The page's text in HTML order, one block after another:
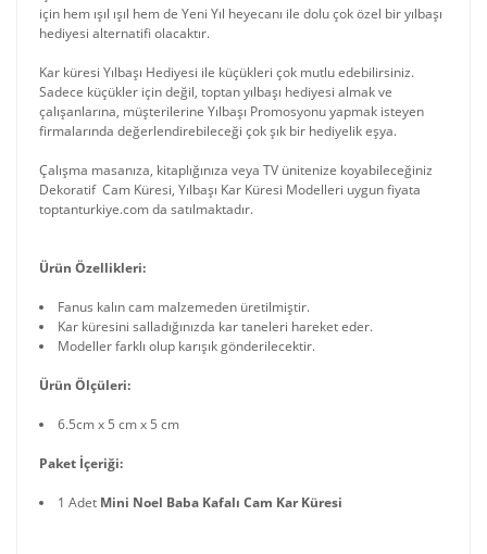
için hem ışıl ışıl hem de Yeni Yıl heyecanı ile dolu çok özel bir yılbaşı
hediyesi alternatifi olacaktır.
Kar küresi Yılbaşı Hediyesi ile küçükleri çok mutlu edebilirsiniz.
Sadece küçükler için değil, toptan yılbaşı hediyesi almak ve
çalışanlarına, müşterilerine Yılbaşı Promosyonu yapmak isteyen
firmalarında değerlendirebileceği çok şık bir hediyelik eşya.
Çalışma masanıza, kitaplığınıza veya TV ünitenize koyabileceğiniz
Dekoratif Cam Küresi, Yılbaşı Kar Küresi Modelleri uygun fiyata
toptanturkiye.com da satılmaktadır.
Ürün Özellikleri:
Fanus kalın cam malzemeden üretilmiştir.
Kar küresini salladığınızda kar taneleri hareket eder.
Modeller farklı olup karışık gönderilecektir.
Ürün Ölçüleri:
6.5cm x 5 cm x 5 cm
Paket İçeriği:
1 Adet Mini Noel Baba Kafalı Cam Kar Küresi